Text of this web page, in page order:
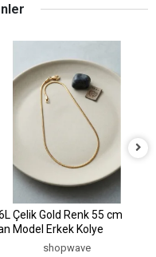
Çelik Gold Renk 55 cm
Model Erkek Kolye
shopwave